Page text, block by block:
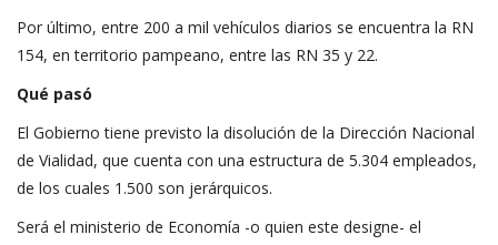
Por último, entre 200 a mil vehículos diarios se encuentra la RN
154, en territorio pampeano, entre las RN 35 y 22.
Qué pasó
El Gobierno tiene previsto la disolución de la Dirección Nacional
de Vialidad, que cuenta con una estructura de 5.304 empleados,
de los cuales 1.500 son jerárquicos.
Será el ministerio de Economía -o quien este designe- el